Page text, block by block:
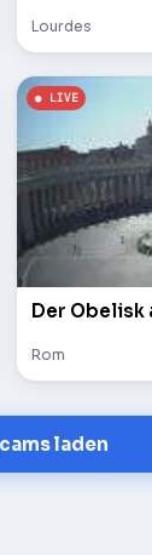
Lourdes
Rom
laden